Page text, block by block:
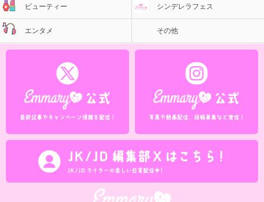
ビューティー シンデレラフェス
エンタメ その他